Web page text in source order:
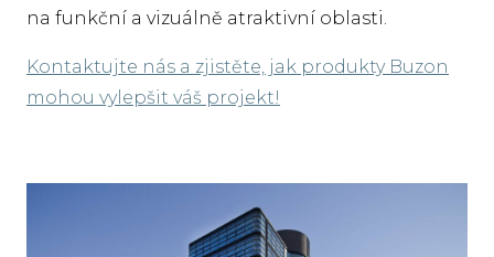
na funkční a vizuálně atraktivní oblasti.
Kontaktujte nás a zjistěte, jak produkty Buzon
mohou vylepšit váš projekt!